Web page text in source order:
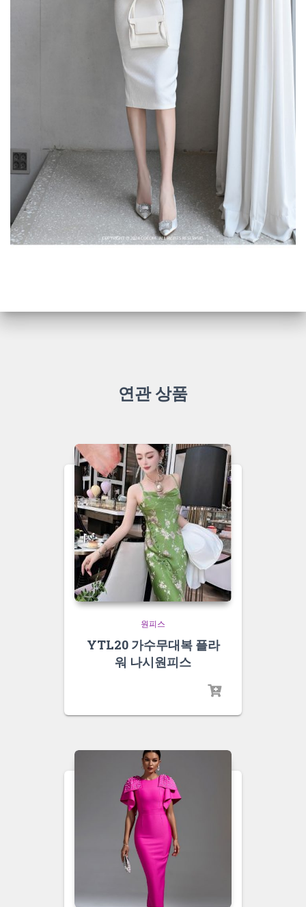
연관 상품
원피스
YTL20 가수무대복 플라
워 나시원피스